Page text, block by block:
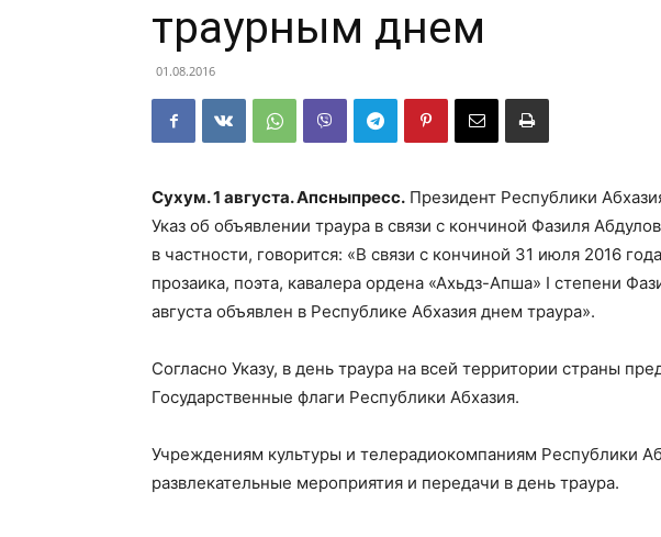
траурным днем
01.08.2016
Сухум. 1 августа. Апсныпресс. Президент Республики
Указ об объявлении траура в связи с кончиной Фазиля
в частности, говорится: «В связи с кончиной 31 июля 2016
прозаика, поэта, кавалера ордена «Ахьдз-Апша» I степени
августа объявлен в Республике Абхазия днем траура».
Согласно Указу, в день траура на всей территории страны
Государственные флаги Республики Абхазия.
Учреждениям культуры и телерадиокомпаниям Республики
развлекательные мероприятия и передачи в день траура.